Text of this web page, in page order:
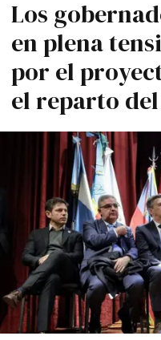
Los
en plena
por el
el reparto del